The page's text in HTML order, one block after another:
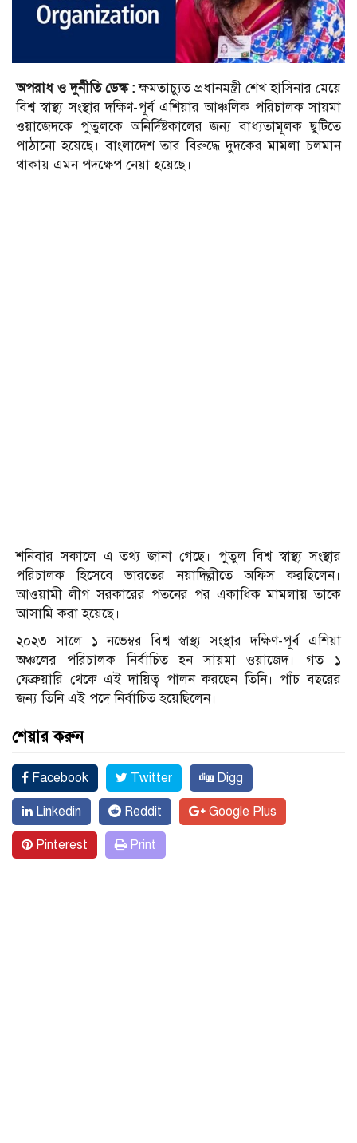
অপরাধ ও দুর্নীতি ডেস্ক :ক্ষমতাচ্যুত প্রধানমন্ত্রী শেখ হাসিনার মেয়ে
বিশ্ব স্বাস্থ্য সংস্থার দক্ষিণ-পূর্ব এশিয়ার আঞ্চলিক পরিচালক সায়মা
ওয়াজেদকে পুতুলকে অনির্দিষ্টকালের জন্য বাধ্যতামূলক ছুটিতে
পাঠানো হয়েছে। বাংলাদেশ তার বিরুদ্ধে দুদকের মামলা চলমান
থাকায় এমন পদক্ষেপ নেয়া হয়েছে।
শনিবার সকালে এ তথ্য জানা গেছে। পুতুল বিশ্ব স্বাস্থ্য সংস্থার
পরিচালক হিসেবে ভারতের নয়াদিল্লীতে অফিস করছিলেন।
আওয়ামী লীগ সরকারের পতনের পর একাধিক মামলায় তাকে
আসামি করা হয়েছে।
২০২৩ সালে ১ নভেম্বর বিশ্ব স্বাস্থ্য সংস্থার দক্ষিণ-পূর্ব এশিয়া
অঞ্চলের পরিচালক নির্বাচিত হন সায়মা ওয়াজেদ। গত ১
ফেব্রুয়ারি থেকে এই দায়িত্ব পালন করছেন তিনি। পাঁচ বছরের
জন্য তিনি এই পদে নির্বাচিত হয়েছিলেন।
শেয়ার করুন
Facebook Twitter Digg
Linkedin Reddit Google Plus
Pinterest Print